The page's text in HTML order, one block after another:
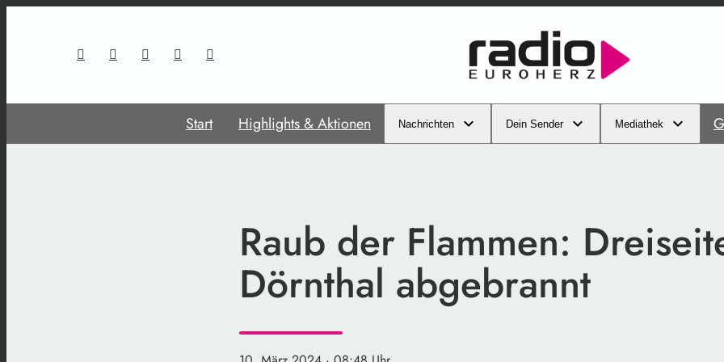
Start Highlights & Aktionen Nachrichten Dein Sender Mediathek
Raub der Flammen:
Dörnthal abgebrannt